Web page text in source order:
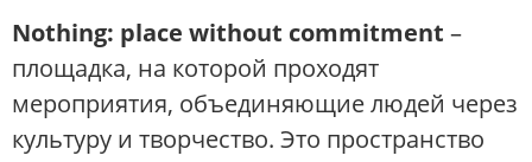
Nothing: place without commitment –
площадка, на которой проходят
мероприятия, объединяющие людей через
культуру и творчество. Это пространство